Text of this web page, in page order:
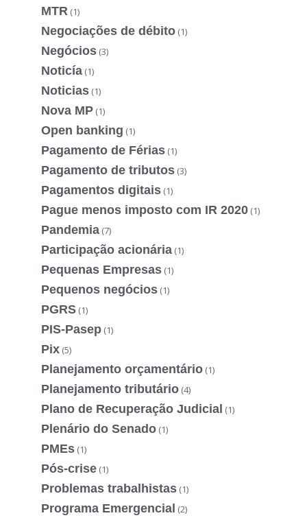
MTR (1)
Negociações de débito (1)
Negócios (3)
Noticía (1)
Noticias (1)
Nova MP (1)
Open banking (1)
Pagamento de Férias (1)
Pagamento de tributos (3)
Pagamentos digitais (1)
Pague menos imposto com IR 2020 (1)
Pandemia (7)
Participação acionária (1)
Pequenas Empresas (1)
Pequenos negócios (1)
PGRS (1)
PIS-Pasep (1)
Pix (5)
Planejamento orçamentário (1)
Planejamento tributário (4)
Plano de Recuperação Judicial (1)
Plenário do Senado (1)
PMEs (1)
Pós-crise (1)
Problemas trabalhistas (1)
Programa Emergencial (2)